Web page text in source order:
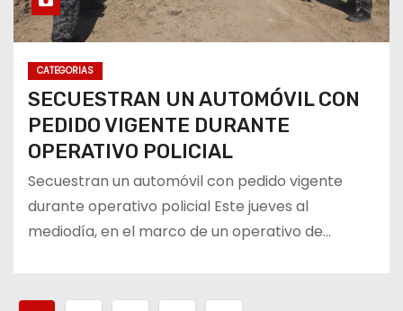
CATEGORIAS
SECUESTRAN UN AUTOMÓVIL CON
PEDIDO VIGENTE DURANTE
OPERATIVO POLICIAL
Secuestran un automóvil con pedido vigente
durante operativo policial Este jueves al
mediodía, en el marco de un operativo de…